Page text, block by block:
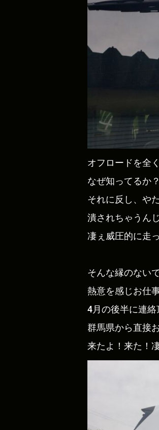
オフロードを全
なぜ知ってるか
それに反し、や
潰されちゃうん
凄ぇ威圧的に走
そんな縁のない
熱意を感じお仕
4月の後半に連絡
群馬県から直接
来たよ！来た！